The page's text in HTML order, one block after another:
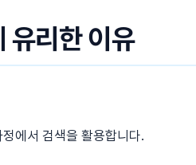
유리한 이유
에서 검색을 활용합니다.